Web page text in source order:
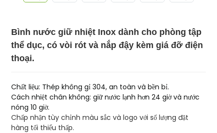
Bình nước giữ nhiệt Inox dành cho phòng tập
thể dục, có vòi rót và nắp đậy kèm giá đỡ điện
thoại.
Chất liệu: Thép không gỉ 304, an toàn và bền bỉ.
Cách nhiệt chân không: giữ nước lạnh hơn 24 giờ và nước
nóng 10 giờ.
Chấp nhận tùy chỉnh màu sắc và logo với số lượng đặt
hàng tối thiểu thấp.